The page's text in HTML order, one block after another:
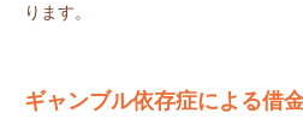
ります。
ギャンブル依存症による借